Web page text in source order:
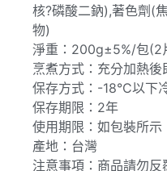
核?磷酸二鈉),著色劑(
物)
淨重：200g±5%/包(2
烹煮方式：充分加熱後
保存方式：-18°C以下
保存期限：2年
使用期限：如包裝所示
產地：台灣
注意事項：商品請勿反